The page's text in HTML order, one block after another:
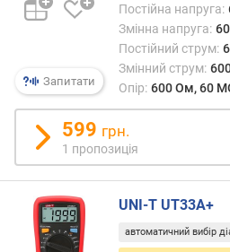
з
і
л
ь
к
і
с
ю
п
р
Запитати
Постійна напруга:
Змінна напруга:
Постійний струм:
Змінний струм:
Опір: 600 Ом, 60
599 грн.
1 пропозиція
UNI-T UT33A+
автоматичний вибір